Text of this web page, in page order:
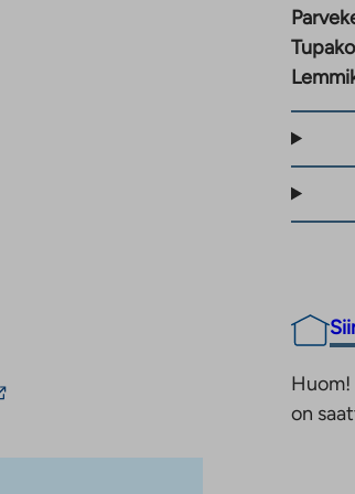
Asunnoissa
Vedenkulutus
sisältyy
on